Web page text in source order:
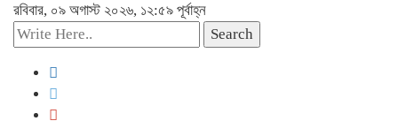
রবিবার, ০৯ অগাস্ট ২০২৬, ১২:৫৯ পূর্বাহ্ন
Search